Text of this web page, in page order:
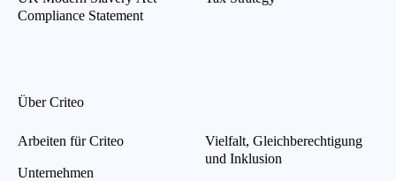
Compliance Statement
Über Criteo
Arbeiten für Criteo
Unternehmen
Vielfalt, Gleichberechtigung
und Inklusion